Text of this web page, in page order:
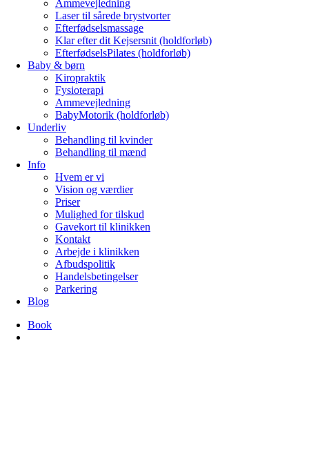
Ammevejledning
Laser til sårede brystvorter
Efterfødselsmassage
Klar efter dit Kejsersnit (holdforløb)
EfterfødselsPilates (holdforløb)
Baby & børn
Kiropraktik
Fysioterapi
Ammevejledning
BabyMotorik (holdforløb)
Underliv
Behandling til kvinder
Behandling til mænd
Info
Hvem er vi
Vision og værdier
Priser
Mulighed for tilskud
Gavekort til klinikken
Kontakt
Arbejde i klinikken
Afbudspolitik
Handelsbetingelser
Parkering
Blog
Book